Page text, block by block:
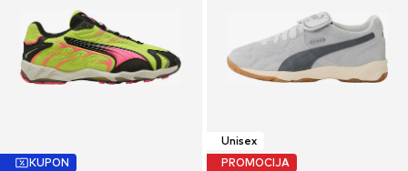
KUPON
Unisex
PROMOCIJA